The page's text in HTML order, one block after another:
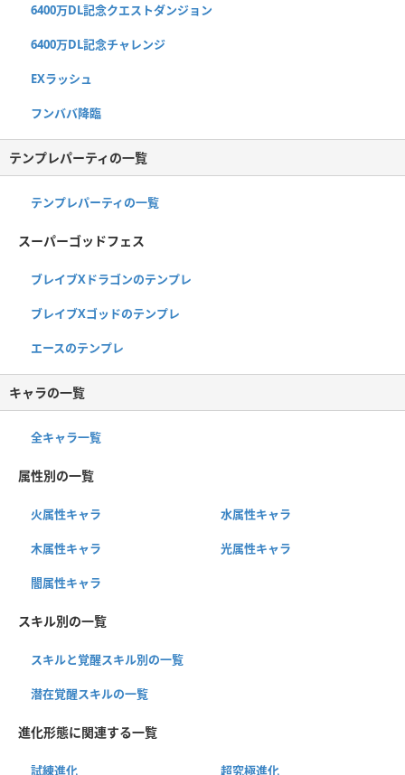
6400万DL記念クエストダンジョン
6400万DL記念チャレンジ
EXラッシュ
フンババ降臨
テンプレパーティの一覧
テンプレパーティの一覧
スーパーゴッドフェス
ブレイブXドラゴンのテンプレ
ブレイブXゴッドのテンプレ
エースのテンプレ
キャラの一覧
全キャラ一覧
属性別の一覧
火属性キャラ 水属性キャラ
木属性キャラ 光属性キャラ
闇属性キャラ
スキル別の一覧
スキルと覚醒スキル別の一覧
潜在覚醒スキルの一覧
進化形態に関連する一覧
試練進化 超究極進化